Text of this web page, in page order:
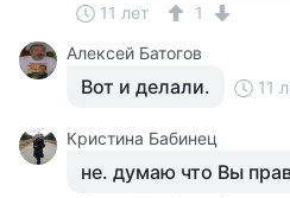
11 лет
1
Алексей Батогов
Вот и делали. 11
Кристина Бабинец
не. думаю что Вы